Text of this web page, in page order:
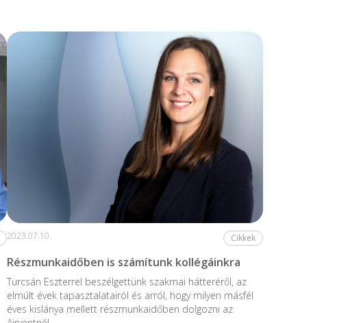
2023.07.10. Cikkek
Részmunkaidőben is számítunk kollégáinkra
Turcsán Eszterrel beszélgettünk szakmai hátteréről, az
elmúlt évek tapasztalatairól és arról, hogy milyen másfél
éves kislánya mellett részmunkaidőben dolgozni az